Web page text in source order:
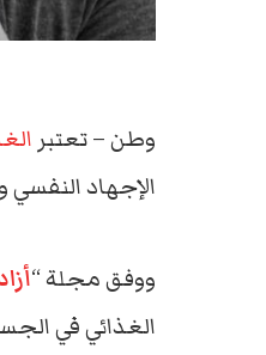
وطن – تعتبر
الإجهاد
ووفق مجلة “
الغذائي في